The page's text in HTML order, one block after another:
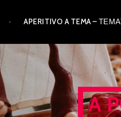
APERITIVO A TEMA –
A